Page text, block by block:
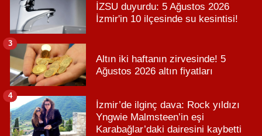
İZSU duyurdu: 5 Ağustos 2026
İzmir'in 10 ilçesinde su kesintisi!
Altın iki haftanın zirvesinde! 5
Ağustos 2026 altın fiyatları
3
İzmir’de ilginç dava: Rock yıldızı
Yngwie Malmsteen’in eşi
Karabağlar’daki dairesini kaybetti
4